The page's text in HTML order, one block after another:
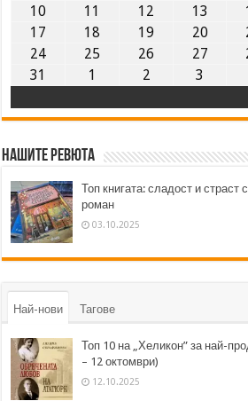
10
11 12 13
17
18 19 20
24
25 26 27
31
1 2 3
Нашите ревюта
Топ книгата: сладост и страст
роман
03.10.2025
Най-нови Тагове
Топ 10 на „Хеликон” за най-
– 12 октомври)
12.10.2025